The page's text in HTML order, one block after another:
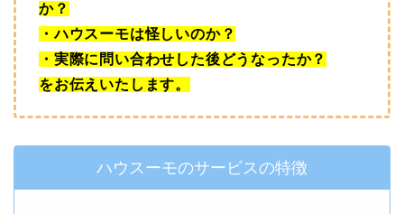
か？
・ハウスーモは怪しいのか？
・実際に問い合わせした後どうなったか？
をお伝えいたします。
ハウスーモのサービスの特徴